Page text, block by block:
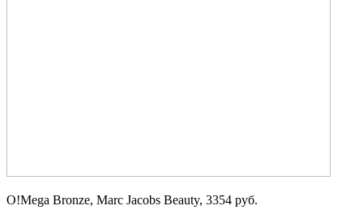
O!Mega Bronze, Marc Jacobs Beauty, 3354 руб.